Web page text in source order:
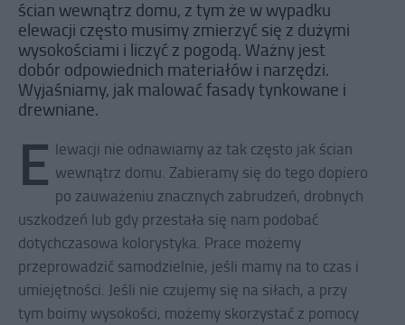
ścian wewnątrz domu, z tym że w wypadku
elewacji często musimy zmierzyć się z dużymi
wysokościami i liczyć z pogodą. Ważny jest
dobór odpowiednich materiałów i narzędzi.
Wyjaśniamy, jak malować fasady tynkowane i
drewniane.
E lewacji nie odnawiamy aż tak często jak ścian
wewnątrz domu. Zabieramy się do tego dopiero
po zauważeniu znacznych zabrudzeń, drobnych
uszkodzeń lub gdy przestała się nam podobać
dotychczasowa kolorystyka. Prace możemy
przeprowadzić samodzielnie, jeśli mamy na to czas i
umiejętności. Jeśli nie czujemy się na siłach, a przy
tym boimy wysokości, możemy skorzystać z pomocy